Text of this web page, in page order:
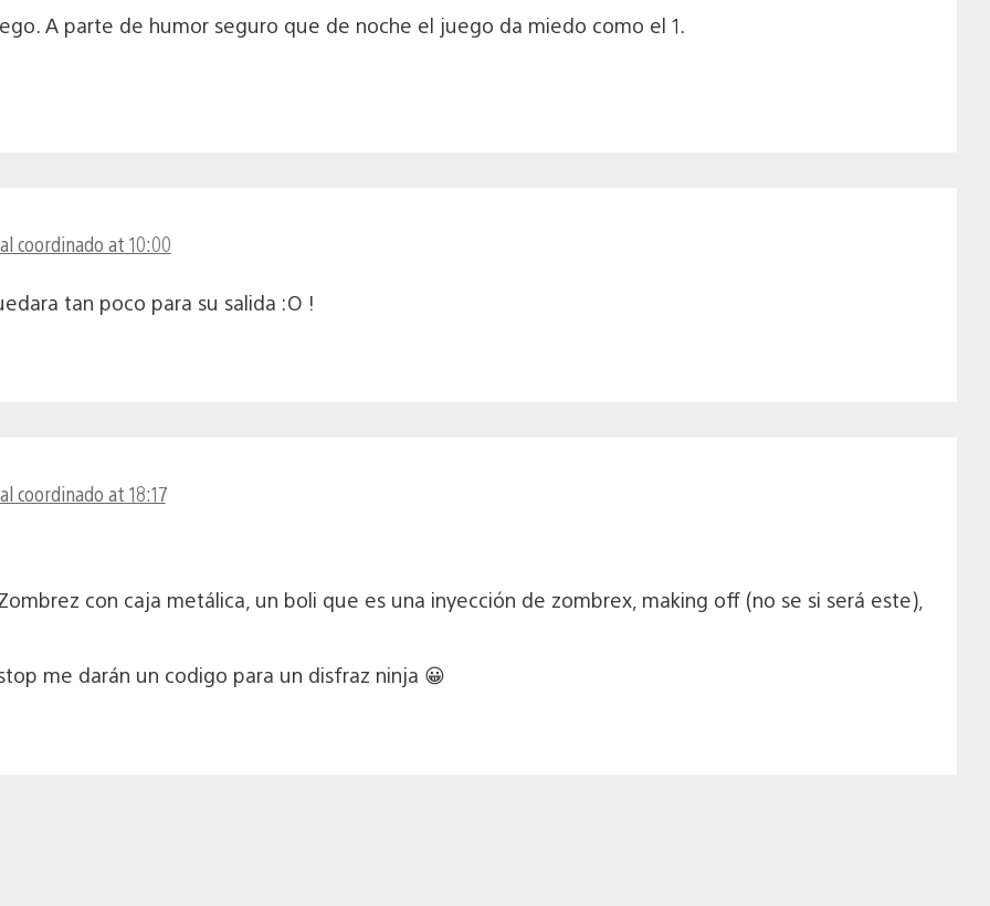
A parte de humor seguro que de noche el juego da miedo como el 1.
coordinado at 10:00
tan poco para su salida :O !
coordinado at 18:17
con caja metálica, un boli que es una inyección de zombrex, making off (no se si será este),
me darán un codigo para un disfraz ninja 😀